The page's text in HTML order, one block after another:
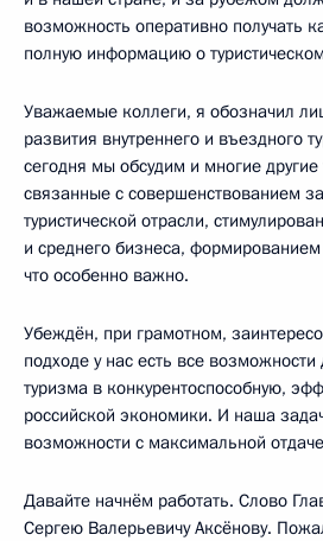
возможность оперативно получать
полную информацию о
Уважаемые коллеги, я обозначил
развития внутреннего и въездного
сегодня мы обсудим и многие
связанные с совершенствованием
туристической отрасли,
и среднего бизнеса,
что особенно важно.
Убеждён, при грамотном,
подходе у нас есть все
туризма в конкурентоспособную,
российской экономики. И наша
возможности с максимальной
Давайте начнём работать. Слово
Сергею Валерьевичу Аксёнову.